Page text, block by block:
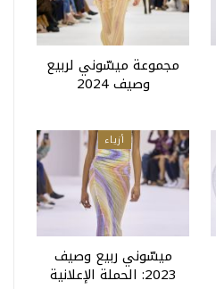
مجموعة ميسّوني لربيع
وصيف 2024
أزياء
ميسّوني ربيع وصيف
2023: الحملة الإعلانية